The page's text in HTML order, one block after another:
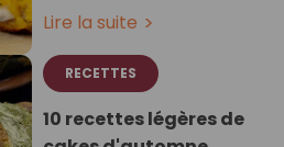
Lire la suite
RECETTES
10 recettes légères de